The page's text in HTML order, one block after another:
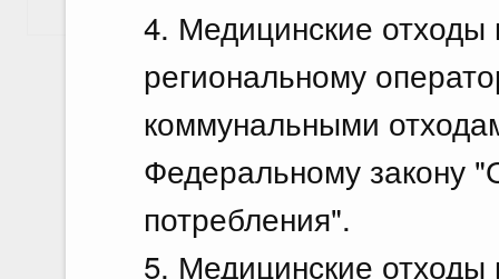
4. Медицинские отходы
региональному
коммунальными
Федеральному закону
потребления".
5. Медицинские отходы